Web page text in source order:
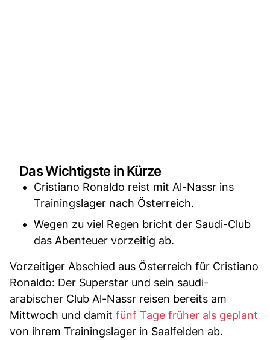
Das Wichtigste in Kürze
Cristiano Ronaldo reist mit Al-Nassr ins
Trainingslager nach Österreich.
Wegen zu viel Regen bricht der Saudi-Club
das Abenteuer vorzeitig ab.
Vorzeitiger Abschied aus Österreich für Cristiano
Ronaldo: Der Superstar und sein saudi-
arabischer Club Al-Nassr reisen bereits am
Mittwoch und damit fünf Tage früher als geplant
von ihrem Trainingslager in Saalfelden ab.